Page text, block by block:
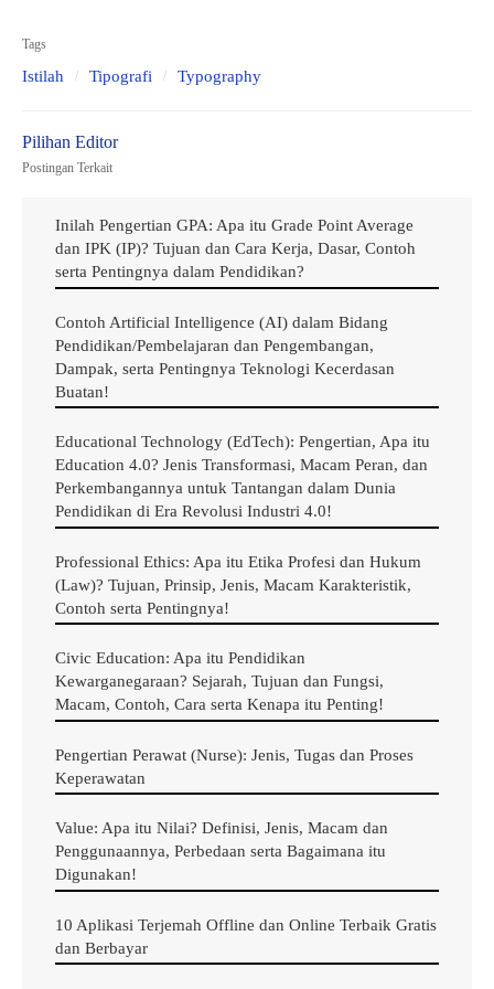
1. Font
Font atau tipografi adalah yang menentukan tampilan
teks Anda dan mereka biasanya dirancang oleh orang-
orang yang berspesialisasi dalam desain tipe. Font
diatur oleh style keluarga (Arial) dan kemudian
dikelompokkan berdasarkan beratnya dalam keluarga
itu (reguler, miring, atau tebal).
2. Kerning
Kerning mengacu pada ruang antara karakter (huruf,
angka, tanda baca) dan proses menyesuaikan ruang itu
untuk menghindari kesenjangan yang tidak sedap
dipandang dan meningkatkan keterbacaan teks.
3. Leading (diucapkan “led-ing”)
Leading adalah jarak vertikal antara baris teks di situs
web dengan kata lain ruang antar baris, bagian yang
halus (tetapi penting!) Dari tampilan desain.
4. Tracking (Letter-Spacing)
seperti karakter individu), dan seperti kerning dan
memimpin, sangat penting untuk keterbacaan.
Tags
Istilah Tipografi Typography
Postingan Terkait
Inilah Pengertian GPA: Apa itu Grade Point Average
dan IPK (IP)? Tujuan dan Cara Kerja, Dasar, Contoh
serta Pentingnya dalam Pendidikan?
Contoh Artificial Intelligence (AI) dalam Bidang
Pendidikan/Pembelajaran dan Pengembangan,
Dampak, serta Pentingnya Teknologi Kecerdasan
Buatan!
Educational Technology (EdTech): Pengertian, Apa itu
Education 4.0? Jenis Transformasi, Macam Peran, dan
Perkembangannya untuk Tantangan dalam Dunia
Pendidikan di Era Revolusi Industri 4.0!
Professional Ethics: Apa itu Etika Profesi dan Hukum
(Law)? Tujuan, Prinsip, Jenis, Macam Karakteristik,
Contoh serta Pentingnya!
Civic Education: Apa itu Pendidikan
Kewarganegaraan? Sejarah, Tujuan dan Fungsi,
Macam, Contoh, Cara serta Kenapa itu Penting!
Pengertian Perawat (Nurse): Jenis, Tugas dan Proses
Keperawatan
Value: Apa itu Nilai? Definisi, Jenis, Macam dan
Penggunaannya, Perbedaan serta Bagaimana itu
Digunakan!
10 Aplikasi Terjemah Offline dan Online Terbaik Gratis
dan Berbayar